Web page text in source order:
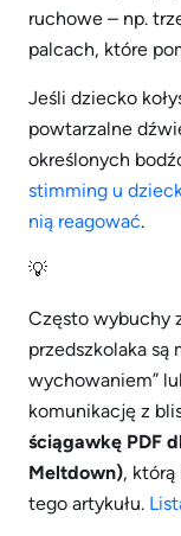
ruchowe – np.
palcach, które
Jeśli dziecko
powtarzalne
określonych
stimming u
nią reagować.
💡
Często wybuchy
przedszkolaka są
wychowaniem”
komunikację z
ściągawkę PDF
Meltdown), którą
tego artykułu.